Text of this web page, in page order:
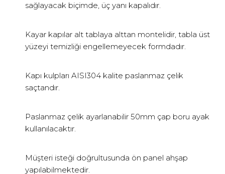
sağlayacak biçimde, üç yanı kapalıdır.
Kayar kapılar alt tablaya alttan montelidir, tabla üst
yüzeyi temizliği engellemeyecek formdadır.
Kapı kulpları AISI304 kalite paslanmaz çelik
saçtandır.
Paslanmaz çelik ayarlanabilir 50mm çap boru ayak
kullanılacaktır.
Müşteri isteği doğrultusunda ön panel ahşap
yapılabilmektedir.